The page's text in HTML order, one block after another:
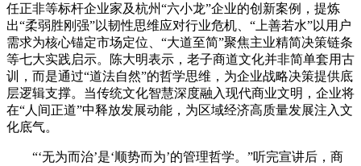
任正非等标杆企业家及杭州“六小龙”企业的创新案例，提炼
出“柔弱胜刚强”以韧性思维应对行业危机、“上善若水”以用户
需求为核心锚定市场定位、“大道至简”聚焦主业精简决策链条
等七大实践启示。陈大明表示，老子商道文化并非简单套用古
训，而是通过“道法自然”的哲学思维，为企业战略决策提供底
层逻辑支撑。当传统文化智慧深度融入现代商业文明，企业将
在“人间正道”中释放发展动能，为区域经济高质量发展注入文
化底气。
“‘无为而治’是‘顺势而为’的管理哲学。”听完宣讲后，商